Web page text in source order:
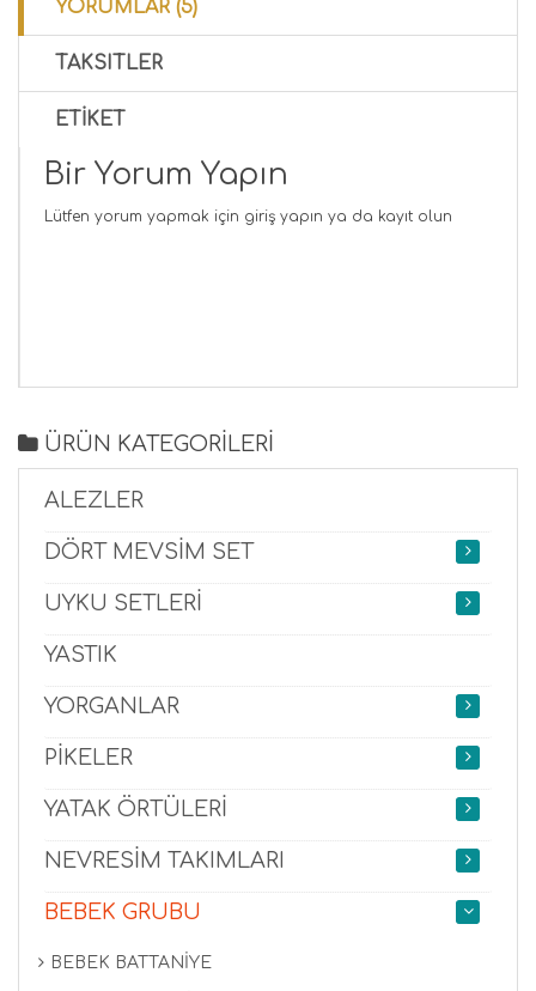
YORUMLAR (5)
TAKSITLER
ETIKET
Bir Yorum Yapın
Lütfen yorum yapmak için giriş yapın ya da kayıt olun
ÜRÜN KATEGORİLERİ
ALEZLER
DÖRT MEVSİM SET
UYKU SETLERİ
YASTIK
YORGANLAR
PİKELER
YATAK ÖRTÜLERİ
NEVRESİM TAKIMLARI
BEBEK GRUBU
BEBEK BATTANİYE